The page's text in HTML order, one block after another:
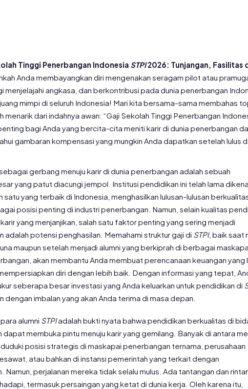
Tinggi Penerbangan Indonesia STPI2026: Tunjangan, Fasilitas
Anda membayangkan diri mengenakan seragam pilot atau
menjelajahi angkasa, dan berkontribusi pada dunia penerbangan
mimpi di seluruh Indonesia! Mari kita bersama-sama membahas
menarik dari indahnya awan: “Gaji Sekolah Tinggi Penerbangan
bagi Anda yang bercita-cita meniti karir di dunia penerbangan
gambaran kompensasi yang mungkin Anda dapatkan setelah lulus
gerbang menuju karir di dunia penerbangan adalah sebuah
yang patut diacungi jempol. Institusi pendidikan ini telah lama
satu yang terbaik di Indonesia, menghasilkan lulusan-lulusan
posisi penting di industri penerbangan. Namun, selain kualitas
yang menjanjikan, salah satu faktor penting yang sering menjadi
adalah potensi penghasilan. Memahami struktur gaji di STPI, baik saat
maupun setelah menjadi alumni yang berkiprah di berbagai
akan membantu Anda membuat perencanaan keuangan yang
diri dengan lebih baik. Dengan informasi yang tepat,
seberapa besar investasi yang Anda keluarkan untuk pendidikan di
dengan imbalan yang akan Anda terima di masa depan.
alumni STPIadalah bukti nyata bahwa pendidikan berkualitas di
membuka pintu menuju karir yang gemilang. Banyak di antara
posisi strategis di maskapai penerbangan ternama, perusahaan
atau bahkan di instansi pemerintah yang terkait dengan
Namun, perjalanan mereka tidak selalu mulus. Ada tantangan dan
termasuk persaingan yang ketat di dunia kerja. Oleh karena itu,